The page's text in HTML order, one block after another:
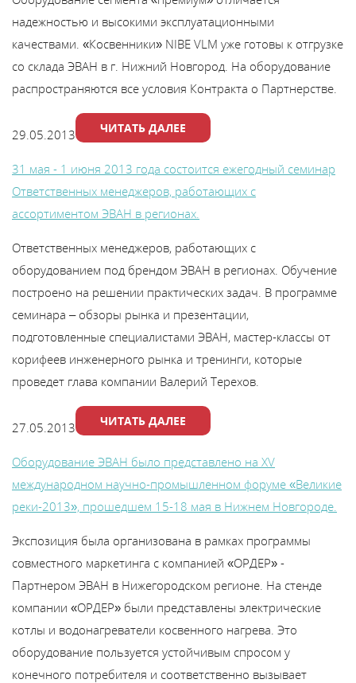
надежностью и высокими эксплуатационными
качествами. «Косвенники» NIBE VLM уже готовы к отгрузке
со склада ЭВАН в г. Нижний Новгород. На оборудование
распространяются все условия Контракта о Партнерстве.
29.05.2013 ЧИТАТЬ ДАЛЕЕ
31 мая - 1 июня 2013 года состоится ежегодный семинар
Ответственных менеджеров, работающих с
ассортиментом ЭВАН в регионах.
Ответственных менеджеров, работающих с
оборудованием под брендом ЭВАН в регионах. Обучение
построено на решении практических задач. В программе
семинара – обзоры рынка и презентации,
подготовленные специалистами ЭВАН, мастер-классы от
корифеев инженерного рынка и тренинги, которые
проведет глава компании Валерий Терехов.
27.05.2013 ЧИТАТЬ ДАЛЕЕ
Оборудование ЭВАН было представлено на XV
международном научно-промышленном форуме «Великие
реки-2013», прошедшем 15-18 мая в Нижнем Новгороде.
Экспозиция была организована в рамках программы
совместного маркетинга с компанией «ОРДЕР» -
Партнером ЭВАН в Нижегородском регионе. На стенде
компании «ОРДЕР» были представлены электрические
котлы и водонагреватели косвенного нагрева. Это
оборудование пользуется устойчивым спросом у
конечного потребителя и соответственно вызывает